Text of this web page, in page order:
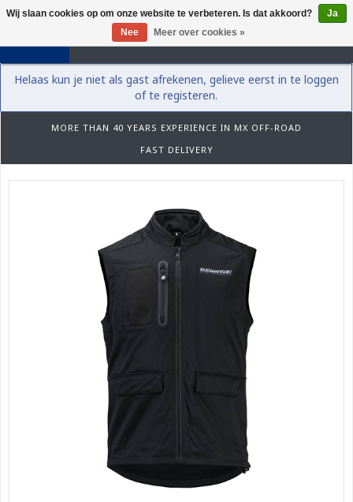
0
Helaas kun je niet als gast afrekenen, gelieve eerst in te loggen
of te registeren.
MORE THAN 40 YEARS EXPERIENCE IN MX OFF-ROAD
FAST DELIVERY
Wij slaan cookies op om onze website te verbeteren. Is dat akkoord?
Ja
Nee
Meer over cookies »